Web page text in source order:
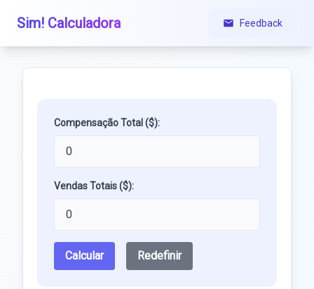
Sim! Calculadora Feedback
Compensação Total ($):
Vendas Totais ($):
Calcular Redefinir